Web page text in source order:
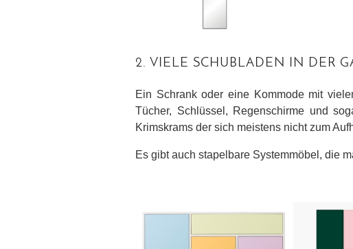
2. VIELE SCHUBLADEN IN DER
Ein Schrank oder eine Kommode mit
Tücher, Schlüssel, Regenschirme und
Krimskrams der sich meistens nicht zum
Es gibt auch stapelbare Systemmöbel, die